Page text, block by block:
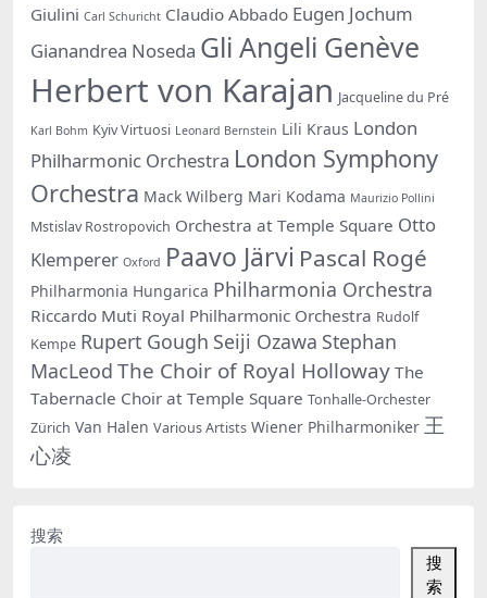
Giulini Carl Schuricht Claudio Abbado Eugen Jochum
Gianandrea Noseda Gli Angeli Genève
Herbert von Karajan Jacqueline du Pré
Karl Bohm Kyiv Virtuosi Leonard Bernstein Lili Kraus London
Philharmonic Orchestra London Symphony
Orchestra Mack Wilberg Mari Kodama Maurizio Pollini
Mstislav Rostropovich Orchestra at Temple Square Otto
Klemperer Oxford Paavo Järvi Pascal Rogé
Philharmonia Hungarica Philharmonia Orchestra
Riccardo Muti Royal Philharmonic Orchestra Rudolf
Kempe Rupert Gough Seiji Ozawa Stephan
MacLeod The Choir of Royal Holloway The
Tabernacle Choir at Temple Square Tonhalle-Orchester
Zürich Van Halen Various Artists Wiener Philharmoniker 王
心凌
搜索
搜
索